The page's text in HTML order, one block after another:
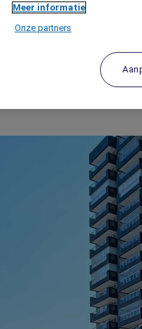
Giusfredo Santini
Santos
van Santos
Meer informatie
Onze partners